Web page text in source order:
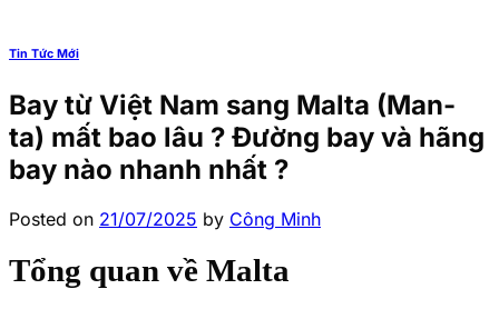
Tin Tức Mới
Bay từ Việt Nam sang Malta (Man-
ta) mất bao lâu ? Đường bay và hãng
bay nào nhanh nhất ?
Posted on 21/07/2025 by Công Minh
Tổng quan về Malta